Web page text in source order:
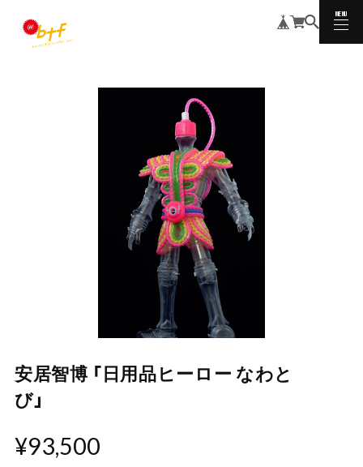
MENU
CLOSE
安居智博 「日用品ヒーロー なわと
び」
¥93,500